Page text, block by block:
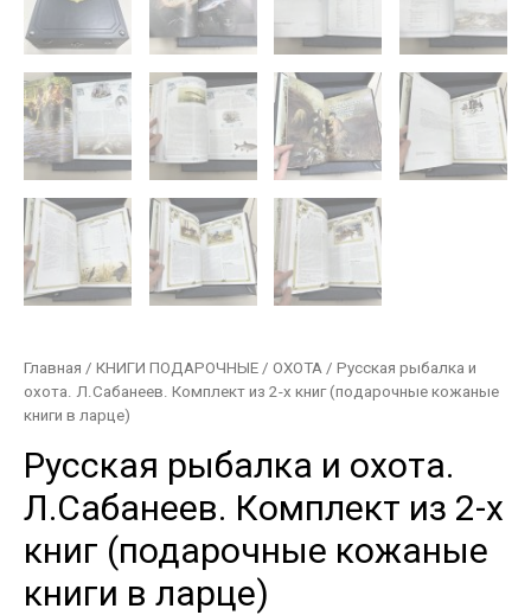
Главная / КНИГИ ПОДАРОЧНЫЕ / ОХОТА / Русская рыбалка и
охота. Л.Сабанеев. Комплект из 2-х книг (подарочные кожаные
книги в ларце)
Русская рыбалка и охота.
Л.Сабанеев. Комплект из 2-х
книг (подарочные кожаные
книги в ларце)